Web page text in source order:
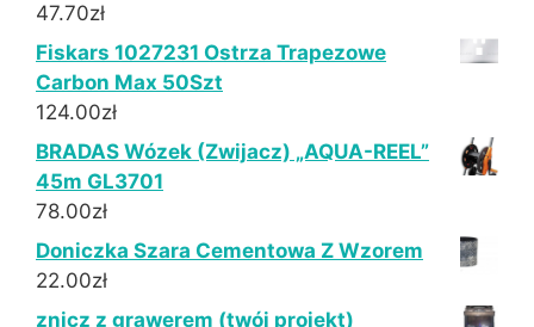
47.70zł
Fiskars 1027231 Ostrza Trapezowe
Carbon Max 50Szt
124.00zł
BRADAS Wózek (Zwijacz) „AQUA-REEL”
45m GL3701
78.00zł
Doniczka Szara Cementowa Z Wzorem
22.00zł
znicz z grawerem (twój projekt)